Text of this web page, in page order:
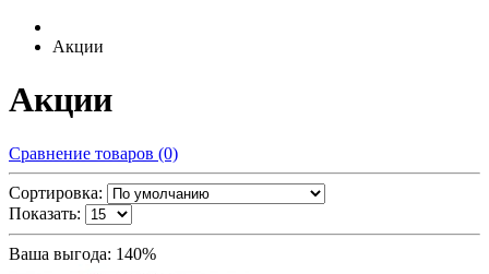
Акции
Акции
Сравнение товаров (0)
Сортировка:
Показать:
Ваша выгода: 140%